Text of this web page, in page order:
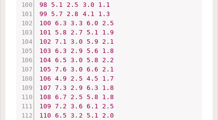
98
5.1 2.5 3.0
1.1
99
5.7 2.8 4.1
1.3
100 6.3 3.3 6.0
2.5
101
5.8 2.7 5.1
1.9
102 7.1 3.0 5.9
2.1
103 6.3 2.9 5.6
1.8
104 6.5 3.0 5.8
2.2
105 7.6 3.0 6.6
2.1
106 4.9 2.5 4.5
1.7
107 7.3 2.9 6.3
1.8
108 6.7 2.5 5.8
1.8
109 7.2 3.6 6.1
2.5
110 6.5 3.2 5.1
2.0